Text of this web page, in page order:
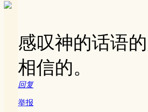
感叹神的话语
相信的。
回复
举报